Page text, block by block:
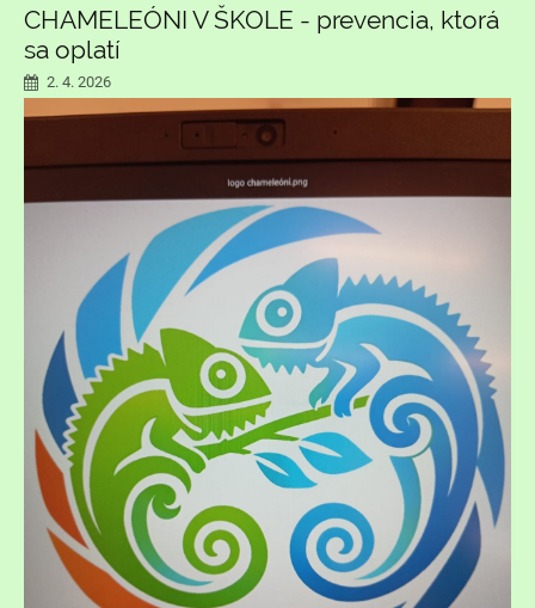
UČENIE,
KTORÉ
BAVÍ:
CHAMELEÓNI V ŠKOLE - prevencia, ktorá
sa oplatí
2. 4. 2026